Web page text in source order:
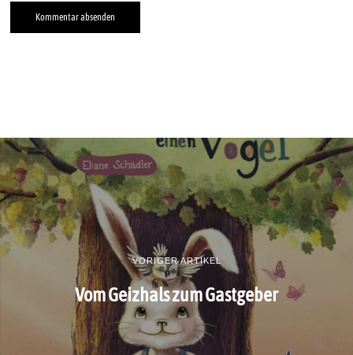
VORIGER ARTIKEL
Vom Geizhals zum Gastgeber